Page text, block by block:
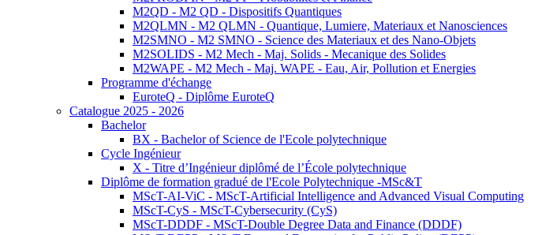
M2QD - M2 QD - Dispositifs Quantiques
M2QLMN - M2 QLMN - Quantique, Lumiere, Materiaux et Nanosciences
M2SMNO - M2 SMNO - Science des Materiaux et des Nano-Objets
M2SOLIDS - M2 Mech - Maj. Solids - Mecanique des Solides
M2WAPE - M2 Mech - Maj. WAPE - Eau, Air, Pollution et Energies
Programme d'échange
EuroteQ - Diplôme EuroteQ
Catalogue 2025 - 2026
Bachelor
BX - Bachelor of Science de l'Ecole polytechnique
Cycle Ingénieur
X - Titre d’Ingénieur diplômé de l’École polytechnique
Diplôme de formation gradué de l'Ecole Polytechnique -MSc&T
MScT-AI-ViC - MScT-Artificial Intelligence and Advanced Visual Computing
MScT-CyS - MScT-Cybersecurity (CyS)
MScT-DDDF - MScT-Double Degree Data and Finance (DDDF)